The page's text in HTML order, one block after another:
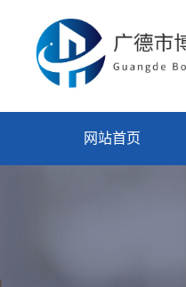
网站首页